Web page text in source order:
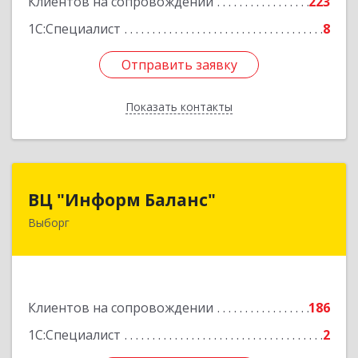
1С:Специалист
8
Отправить заявку
Показать контакты
Отправить заявку
Назад
ВЦ "Информ Баланс"
Выборг
Клиентов на сопровождении
186
1С:Специалист
2
188800, Ленинградская обл, Выборгский р-н,